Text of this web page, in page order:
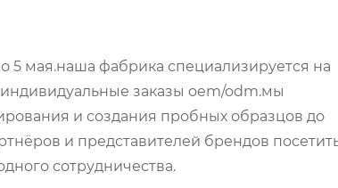
5 мая.наша фабрика специализируется на
заказы oem/odm.мы
и создания пробных образцов до
и представителей брендов
сотрудничества.